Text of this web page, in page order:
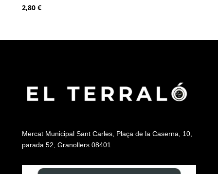
2,80 €
Mercat Municipal Sant Carles, Plaça de la Caserna, 10,
parada 52, Granollers 08401